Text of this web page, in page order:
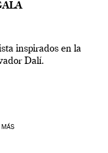
inspirados en la
Dalí.
MÁS